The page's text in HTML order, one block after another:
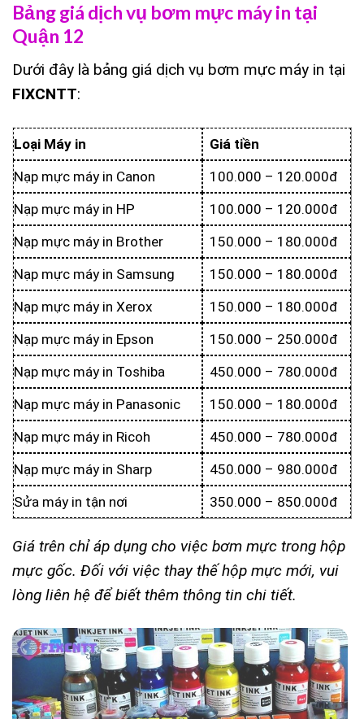
Bảng giá dịch vụ bơm mực máy in tại
Quận 12
Dưới đây là bảng giá dịch vụ bơm mực máy in tại
FIXCNTT:
Loại Máy in
Giá tiền
Nạp mực máy in Canon
100.000 – 120.000đ
Nạp mực máy in HP
100.000 – 120.000đ
Nạp mực máy in Brother
150.000 – 180.000đ
Nạp mực máy in Samsung
150.000 – 180.000đ
Nạp mực máy in Xerox
150.000 – 180.000đ
Nạp mực máy in Epson
150.000 – 250.000đ
Nạp mực máy in Toshiba
450.000 – 780.000đ
Nạp mực máy in Panasonic
150.000 – 180.000đ
Nạp mực máy in Ricoh
450.000 – 780.000đ
Nạp mực máy in Sharp
450.000 – 980.000đ
Sửa máy in tận nơi
350.000 – 850.000đ
Giá trên chỉ áp dụng cho việc bơm mực trong hộp
mực gốc. Đối với việc thay thế hộp mực mới, vui
lòng liên hệ để biết thêm thông tin chi tiết.